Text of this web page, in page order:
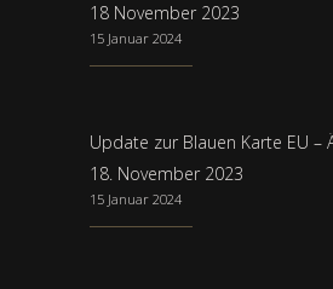
18 November 2023
15 Januar 2024
Update zur Blauen Karte EU –
18. November 2023
15 Januar 2024